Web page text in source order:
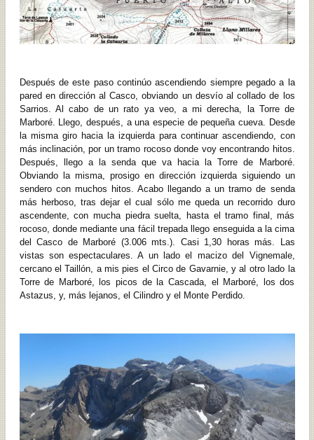
Después de este paso continúo ascendiendo siempre pegado a la
pared en dirección al Casco, obviando un desvío al collado de los
Sarrios. Al cabo de un rato ya veo, a mi derecha, la Torre de
Marboré. Llego, después, a una especie de pequeña cueva. Desde
la misma giro hacia la izquierda para continuar ascendiendo, con
más inclinación, por un tramo rocoso donde voy encontrando hitos.
Después, llego a la senda que va hacia la Torre de Marboré.
Obviando la misma, prosigo en dirección izquierda siguiendo un
sendero con muchos hitos. Acabo llegando a un tramo de senda
más herboso, tras dejar el cual sólo me queda un recorrido duro
ascendente, con mucha piedra suelta, hasta el tramo final, más
rocoso, donde mediante una fácil trepada llego enseguida a la cima
del Casco de Marboré (3.006 mts.). Casi 1,30 horas más. Las
vistas son espectaculares. A un lado el macizo del Vignemale,
cercano el Taillón, a mis pies el Circo de Gavarnie, y al otro lado la
Torre de Marboré, los picos de la Cascada, el Marboré, los dos
Astazus, y, más lejanos, el Cilindro y el Monte Perdido.